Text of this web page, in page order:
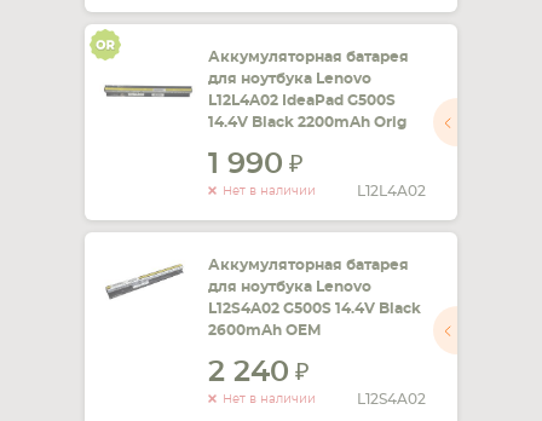
Аккумуляторная батарея
для ноутбука Lenovo
L12L4A02 IdeaPad G500S
14.4V Black 2200mAh Orig
1 990
Нет в наличии L12L4A02
Аккумуляторная батарея
для ноутбука Lenovo
L12S4A02 G500S 14.4V Black
2600mAh OEM
2 240
Нет в наличии L12S4A02